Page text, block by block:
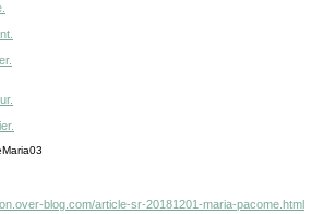
blog.com/article-sr-20181201-maria-pacome.html